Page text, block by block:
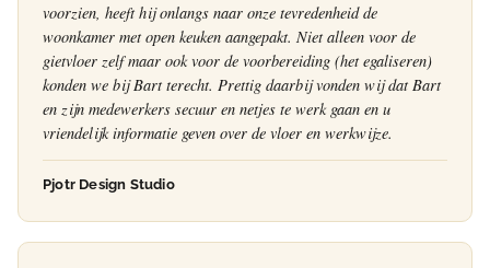
voorzien, heeft hij onlangs naar onze tevredenheid de
woonkamer met open keuken aangepakt. Niet alleen voor de
gietvloer zelf maar ook voor de voorbereiding (het egaliseren)
konden we bij Bart terecht. Prettig daarbij vonden wij dat Bart
en zijn medewerkers secuur en netjes te werk gaan en u
vriendelijk informatie geven over de vloer en werkwijze.
Pjotr Design Studio